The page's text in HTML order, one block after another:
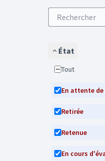
État
Tout
En attente
Retirée
Retenue
En cours